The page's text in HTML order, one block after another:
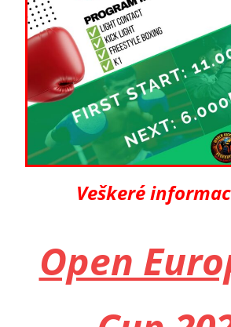
Veškeré
Open